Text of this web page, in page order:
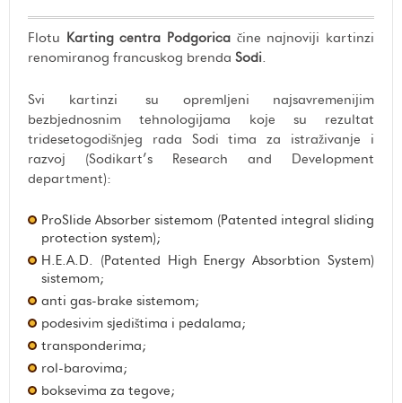
Manifestacije
Skladištenje i održavanje privatnih kartinga
Staza
Kartinzi
Sistem za mjerenje vremena
Kiosk
Kafe bar
CJENOVNIK
O NAMA
GALERIJA
KONTAKT
Flotu Karting centra Podgorica čine najnoviji kartinzi
renomiranog francuskog brenda Sodi.
Svi kartinzi su opremljeni najsavremenijim
bezbjednosnim tehnologijama koje su rezultat
tridesetogodišnjeg rada Sodi tima za istraživanje i
razvoj (Sodikart’s Research and Development
department):
ProSlide Absorber sistemom (Patented integral sliding
protection system);
H.E.A.D. (Patented High Energy Absorbtion System)
sistemom;
anti gas-brake sistemom;
podesivim sjedištima i pedalama;
transponderima;
rol-barovima;
boksevima za tegove;